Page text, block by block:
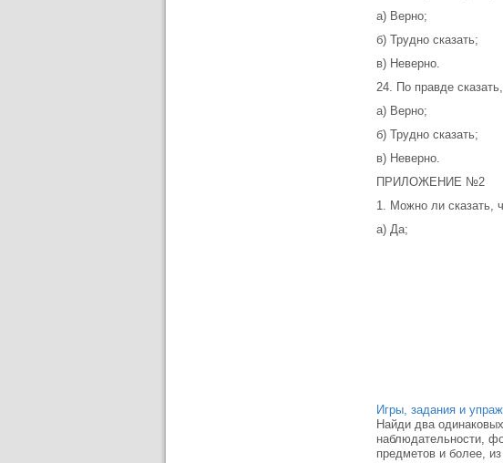
а) Верно;
б) Трудно сказать;
в) Неверно.
24. По правде
а) Верно;
б) Трудно сказать;
в) Неверно.
ПРИЛОЖЕНИЕ №2
1. Можно ли сказать,
a) Да;
Игры, задания и
Найди два
наблюдательности,
предметов и более,